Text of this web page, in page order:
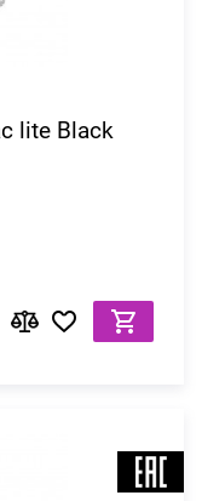
lite Black